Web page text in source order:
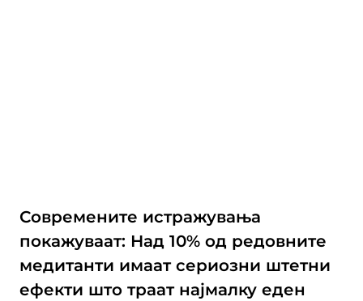
Современите истражувања
покажуваат: Над 10% од редовните
медитанти имаат сериозни штетни
ефекти што траат најмалку еден